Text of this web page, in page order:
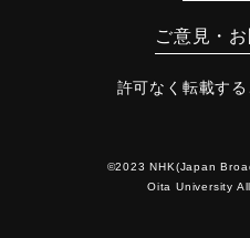
ご意見・
許可なく転載する
©2023 NHK(Japan
Oita University